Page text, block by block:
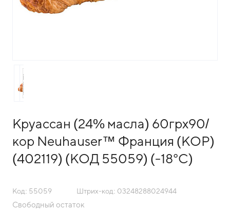
Круассан (24% масла) 60грх90/
кор Neuhauser™ Франция (КОР)
(402119) (КОД 55059) (-18°С)
Код: 55059 Штрих-код: 03248288024944
Свободный остаток